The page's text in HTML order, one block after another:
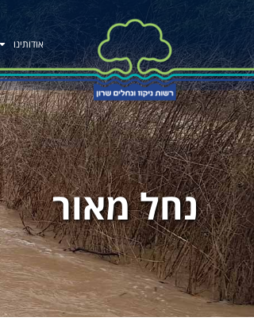
אודותינו
נחל מאור